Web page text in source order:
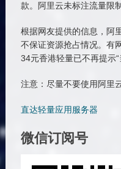
款。阿里云未标注流量限制
根据网友提供的信息，阿
不保证资源抢占情况。有
34元香港轻量已不再提示“
注意：尽量不要使用阿里
直达轻量应用服务器
微信订阅号